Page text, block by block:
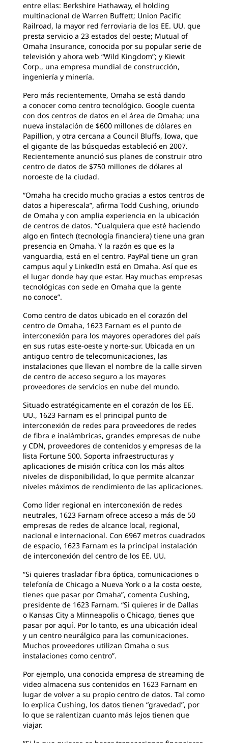
entre ellas: Berkshire Hathaway, el holding
multinacional de Warren Buffett; Union Pacific
Railroad, la mayor red ferroviaria de los EE. UU. que
presta servicio a 23 estados del oeste; Mutual of
Omaha Insurance, conocida por su popular serie de
televisión y ahora web “Wild Kingdom”; y Kiewit
Corp., una empresa mundial de construcción,
ingeniería y minería.
Pero más recientemente, Omaha se está dando
a conocer como centro tecnológico. Google cuenta
con dos centros de datos en el área de Omaha; una
nueva instalación de $600 millones de dólares en
Papillion, y otra cercana a Council Bluffs, Iowa, que
el gigante de las búsquedas estableció en 2007.
Recientemente anunció sus planes de construir otro
centro de datos de $750 millones de dólares al
noroeste de la ciudad.
“Omaha ha crecido mucho gracias a estos centros de
datos a hiperescala”, afirma Todd Cushing, oriundo
de Omaha y con amplia experiencia en la ubicación
de centros de datos. “Cualquiera que esté haciendo
algo en fintech (tecnología financiera) tiene una gran
presencia en Omaha. Y la razón es que es la
vanguardia, está en el centro. PayPal tiene un gran
campus aquí y LinkedIn está en Omaha. Así que es
el lugar donde hay que estar. Hay muchas empresas
tecnológicas con sede en Omaha que la gente
no conoce”.
Como centro de datos ubicado en el corazón del
centro de Omaha, 1623 Farnam es el punto de
interconexión para los mayores operadores del país
en sus rutas este-oeste y norte-sur. Ubicada en un
antiguo centro de telecomunicaciones, las
instalaciones que llevan el nombre de la calle sirven
de centro de acceso seguro a los mayores
proveedores de servicios en nube del mundo.
Situado estratégicamente en el corazón de los EE.
UU., 1623 Farnam es el principal punto de
interconexión de redes para proveedores de redes
de fibra e inalámbricas, grandes empresas de nube
y CDN, proveedores de contenidos y empresas de la
lista Fortune 500. Soporta infraestructuras y
aplicaciones de misión crítica con los más altos
niveles de disponibilidad, lo que permite alcanzar
niveles máximos de rendimiento de las aplicaciones.
Como líder regional en interconexión de redes
neutrales, 1623 Farnam ofrece acceso a más de 50
empresas de redes de alcance local, regional,
nacional e internacional. Con 6967 metros cuadrados
de espacio, 1623 Farnam es la principal instalación
de interconexión del centro de los EE. UU.
“Si quieres trasladar fibra óptica, comunicaciones o
telefonía de Chicago a Nueva York o a la costa oeste,
tienes que pasar por Omaha”, comenta Cushing,
presidente de 1623 Farnam. “Si quieres ir de Dallas
o Kansas City a Minneapolis o Chicago, tienes que
pasar por aquí. Por lo tanto, es una ubicación ideal
y un centro neurálgico para las comunicaciones.
Muchos proveedores utilizan Omaha o sus
instalaciones como centro”.
Por ejemplo, una conocida empresa de streaming de
video almacena sus contenidos en 1623 Farnam en
lugar de volver a su propio centro de datos. Tal como
lo explica Cushing, los datos tienen “gravedad”, por
lo que se ralentizan cuanto más lejos tienen que
viajar.